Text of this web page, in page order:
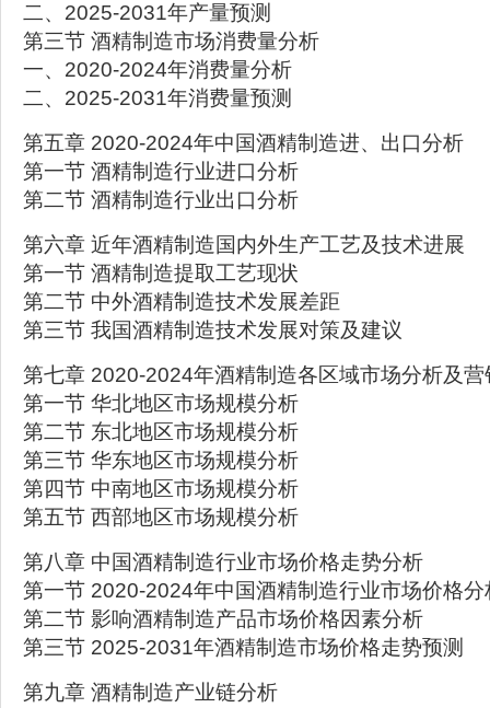
二、2025-2031年产量预测
第三节 酒精制造市场消费量分析
一、2020-2024年消费量分析
二、2025-2031年消费量预测
第五章 2020-2024年中国酒精制造进、出口分析
第一节 酒精制造行业进口分析
第二节 酒精制造行业出口分析
第六章 近年酒精制造国内外生产工艺及技术进展
第一节 酒精制造提取工艺现状
第二节 中外酒精制造技术发展差距
第三节 我国酒精制造技术发展对策及建议
第七章 2020-2024年酒精制造各区域市场分析及
第一节 华北地区市场规模分析
第二节 东北地区市场规模分析
第三节 华东地区市场规模分析
第四节 中南地区市场规模分析
第五节 西部地区市场规模分析
第八章 中国酒精制造行业市场价格走势分析
第一节 2020-2024年中国酒精制造行业市场价格分
第二节 影响酒精制造产品市场价格因素分析
第三节 2025-2031年酒精制造市场价格走势预测
第九章 酒精制造产业链分析